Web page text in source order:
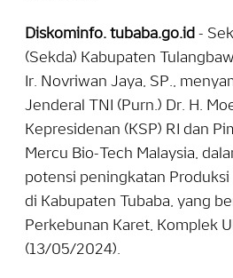
Diskominfo. tubaba.go.id -
(Sekda) Kabupaten
Ir. Novriwan Jaya, SP.,
Jenderal TNI (Purn.) Dr. H.
Kepresidenan (KSP) RI dan
Mercu Bio-Tech Malaysia,
potensi peningkatan
di Kabupaten Tubaba, yang
Perkebunan Karet, Komplek
(13/05/2024).